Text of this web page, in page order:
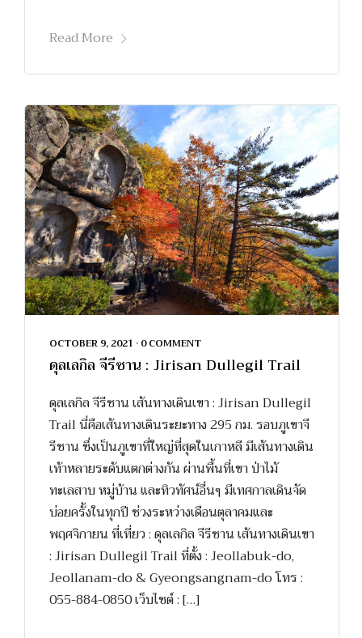
Read More
OCTOBER 9, 2021 • 0 COMMENT
ดุลเลกิล จีรีซาน : Jirisan Dullegil Trail
ดุลเลกิล จีรีซาน เส้นทางเดินเขา : Jirisan Dullegil
Trail นี่คือเส้นทางเดินระยะทาง 295 กม. รอบภูเขาจี
รีซาน ซึ่งเป็นภูเขาที่ใหญ่ที่สุดในเกาหลี มีเส้นทางเดิน
เท้าหลายระดับแตกต่างกัน ผ่านพื้นที่เขา ป่าไม้
ทะเลสาบ หมู่บ้าน และทิวทัศน์อื่นๆ มีเทศกาลเดินจัด
บ่อยครั้งในทุกปี ช่วงระหว่างเดือนตุลาคมและ
พฤศจิกายน ที่เที่ยว : ดุลเลกิล จีรีซาน เส้นทางเดินเขา
: Jirisan Dullegil Trail ที่ตั้ง : Jeollabuk-do,
Jeollanam-do & Gyeongsangnam-do โทร :
055-884-0850 เว็บไซต์ : […]